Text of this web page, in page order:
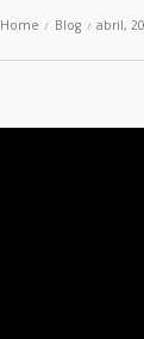
Home Blog abril,